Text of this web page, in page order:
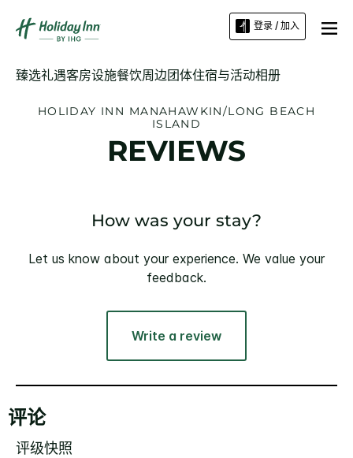
登录 / 加入
臻选礼遇客房设施餐饮周边团体住宿与活动相册
HOLIDAY INN MANAHAWKIN/LONG BEACH
ISLAND
REVIEWS
How was your stay?
Let us know about your experience. We value your
feedback.
Write a review